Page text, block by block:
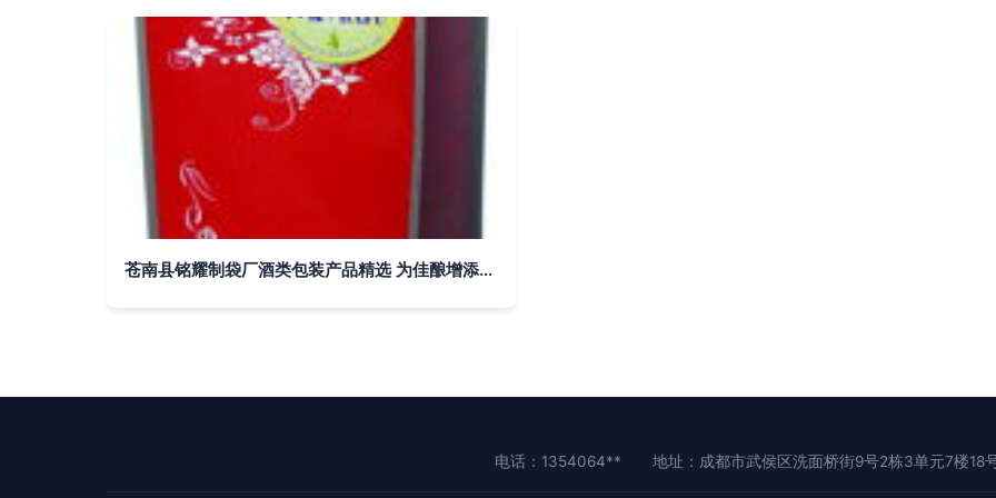
苍南县铭耀制袋厂酒类包装产品精选 为佳酿增添非凡质感
电话：1354064** 地址：成都市武侯区洗面桥街9号2栋3单元7楼18